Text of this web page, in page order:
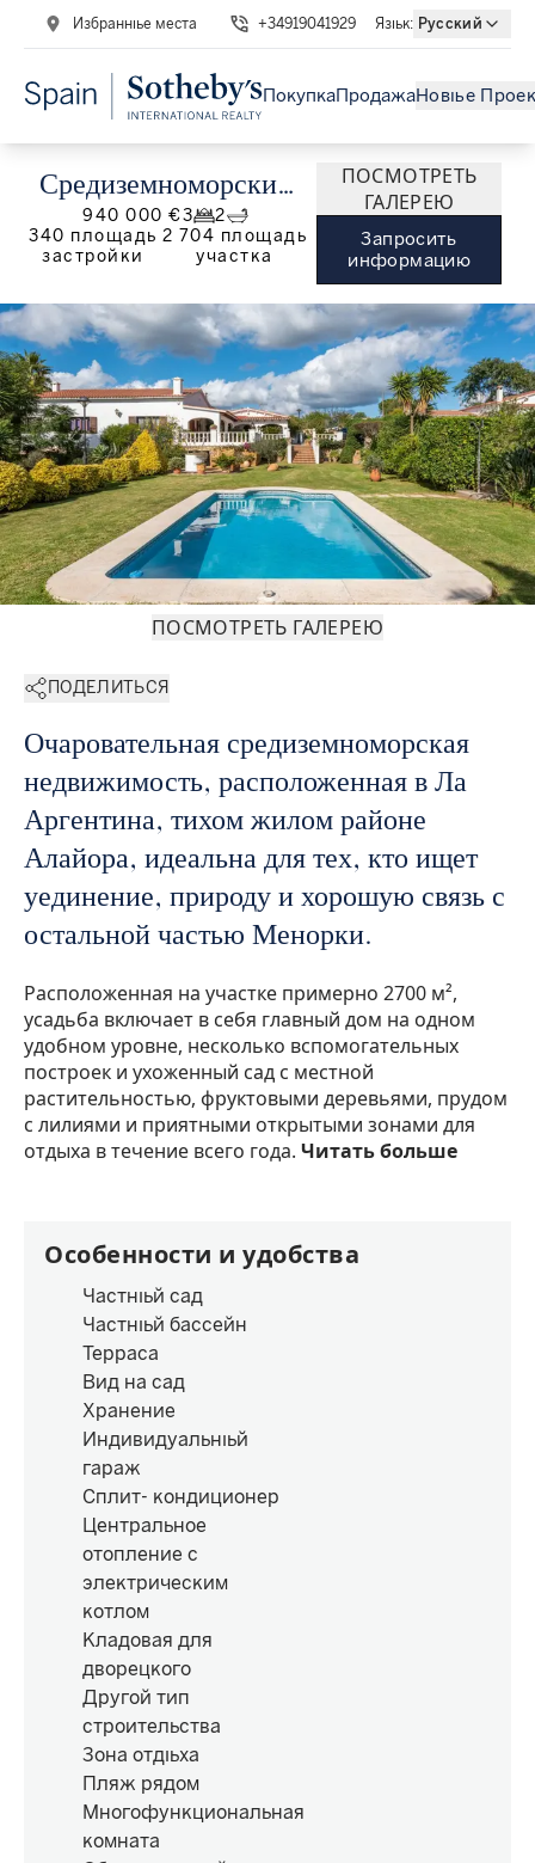
Избранные места +34919041929 Язык: Русский
ПокупкаПродажаНовые
Средиземноморский
дом с садом и
большими
возможностями в Ла
Аргентина, алаиор
940 000 €3
2
340 площадь
застройки
2 704 площадь
участка
ПОСМОТРЕТЬ
ГАЛЕРЕЮ
Запросить
информацию
ПОСМОТРЕТЬ ГАЛЕРЕЮ
ПОДЕЛИТЬСЯ
Очаровательная средиземноморская
недвижимость, расположенная в Ла
Аргентина, тихом жилом районе
Алайора, идеальна для тех, кто ищет
уединение, природу и хорошую связь с
остальной частью Менорки.
Расположенная на участке примерно 2700 м²,
усадьба включает в себя главный дом на одном
удобном уровне, несколько вспомогательных
построек и ухоженный сад с местной
растительностью, фруктовыми деревьями, прудом
с лилиями и приятными открытыми зонами для
отдыха в течение всего года. Читать больше
Особенности и удобства
Частный сад
Частный бассейн
Терраса
Вид на сад
Хранение
Индивидуальный
гараж
Сплит- кондиционер
Центральное
отопление с
электрическим
котлом
Кладовая для
дворецкого
Другой тип
строительства
Зона отдыха
Пляж рядом
Многофункциональная
комната